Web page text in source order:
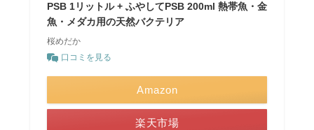
PSB 1リットル + ふやしてPSB 200ml 熱帯魚・金
魚・メダカ用の天然バクテリア
桜めだか
口コミを見る
Amazon
楽天市場